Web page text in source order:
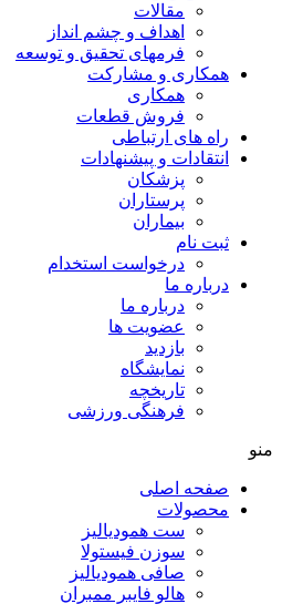
مقالات
اهداف و چشم انداز
فرمهای تحقیق و توسعه
همکاری و مشارکت
همکاری
فروش قطعات
راه های ارتباطی
انتقادات و پيشنهادات
پزشكان
پرستاران
بيماران
ثبت نام
درخواست استخدام
درباره ما
درباره ما
عضویت ها
بازدید
نمایشگاه
تاريخچه
فرهنگی ورزشی
منو
صفحه اصلی
محصولات
ست همودیالیز
سوزن فیستولا
صافی همودیالیز
هالو فایبر ممبران